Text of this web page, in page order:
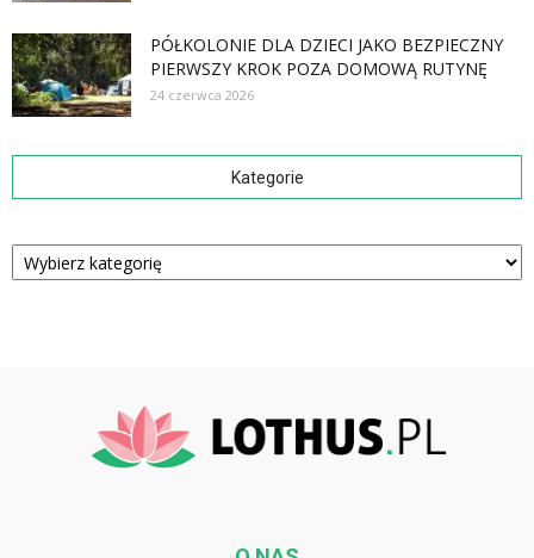
PÓŁKOLONIE DLA DZIECI JAKO BEZPIECZNY
PIERWSZY KROK POZA DOMOWĄ RUTYNĘ
24 czerwca 2026
Kategorie
Kategorie